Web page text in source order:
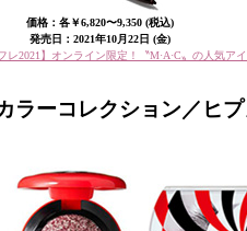
価格：各￥6,820〜9,350 (税込)
発売日：2021年10月22日 (金)
レ2021】オンライン限定！〝M·A·C〟の人気ア
ラーコレクション／ヒ